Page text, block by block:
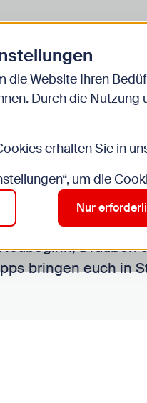
Ostern ist auch
Draußen
bringen euch in
die Website Ihren
Durch die
erhalten Sie in
um die
Nur